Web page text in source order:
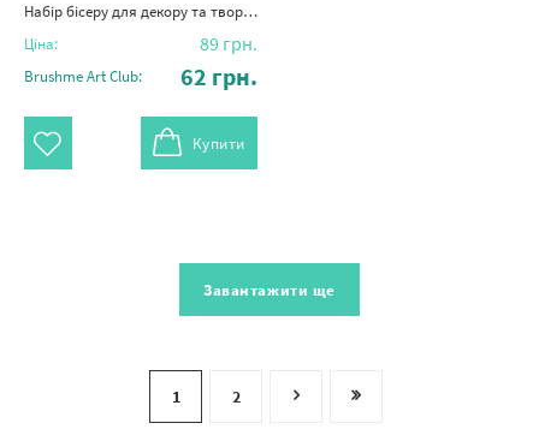
Набір бісеру для декору та творчості 6 - кольоровий 3 мм №13
Ціна: 89 грн.
Brushme Art Club: 62 грн.
Купити
Завантажити ще
1 2